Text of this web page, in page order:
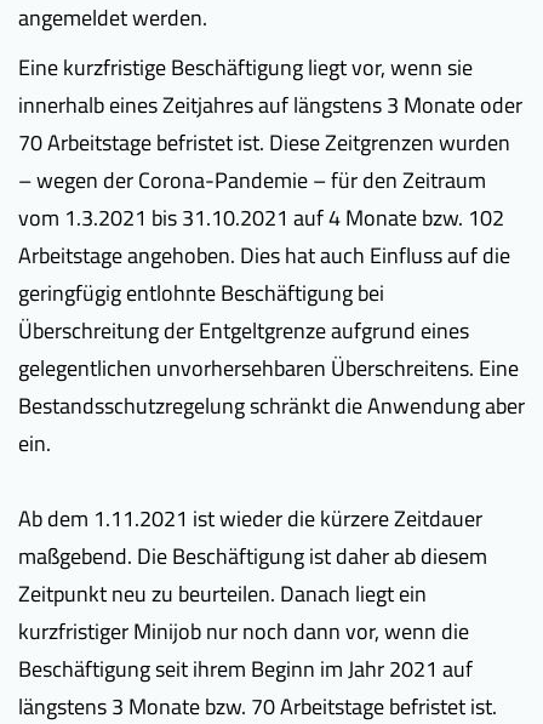
angemeldet werden.
Eine kurzfristige Beschäftigung liegt vor, wenn sie
innerhalb eines Zeitjahres auf längstens 3 Monate oder
70 Arbeitstage befristet ist. Diese Zeitgrenzen wurden
– wegen der Corona-Pandemie – für den Zeitraum
vom 1.3.2021 bis 31.10.2021 auf 4 Monate bzw. 102
Arbeitstage angehoben. Dies hat auch Einfluss auf die
geringfügig entlohnte Beschäftigung bei
Überschreitung der Entgeltgrenze aufgrund eines
gelegentlichen unvorhersehbaren Überschreitens. Eine
Bestandsschutz­regelung schränkt die Anwendung aber
ein.
Ab dem 1.11.2021 ist wieder die kürzere Zeitdauer
maßgebend. Die Beschäftigung ist daher ab diesem
Zeitpunkt neu zu beurteilen. Danach liegt ein
kurzfristiger Minijob nur noch dann vor, wenn die
Beschäftigung seit ihrem Beginn im Jahr 2021 auf
längstens 3 Monate bzw. 70 Arbeitstage befristet ist.